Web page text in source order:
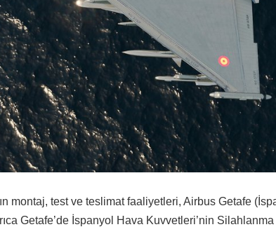
montaj, test ve teslimat faaliyetleri, Airbus Getafe
Getafe’de İspanyol Hava Kuvvetleri’nin